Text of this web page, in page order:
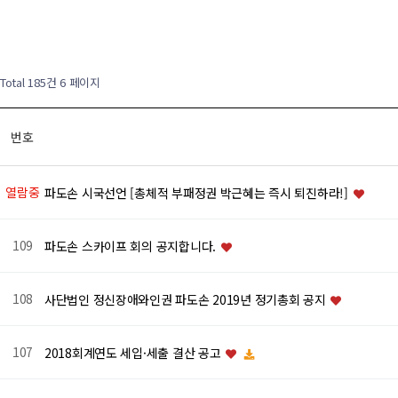
Total 185건 6 페이지
번호
열람중 파도손 시국선언 [총체적 부패정권 박근혜는 즉시 퇴진하라!]
109 파도손 스카이프 회의 공지합니다.
108 사단법인 정신장애와인권 파도손 2019년 정기총회 공지
107 2018회계연도 세입·세출 결산 공고